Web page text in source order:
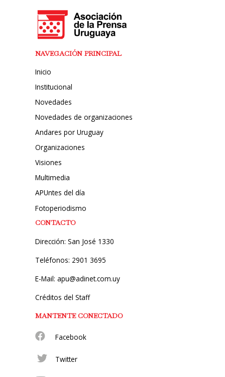
NAVEGACIÓN PRINCIPAL
Inicio
Institucional
Novedades
Novedades de organizaciones
Andares por Uruguay
Organizaciones
Visiones
Multimedia
APUntes del día
Fotoperiodismo
CONTACTO
Dirección: San José 1330
Teléfonos: 2901 3695
E-Mail: apu@adinet.com.uy
Créditos del Staff
MANTENTE CONECTADO
Facebook
Twitter